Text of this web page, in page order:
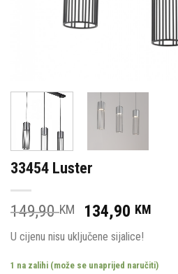
33454 Luster
149,90KM
Original
price
was:
149,90 KM.
134,90 KM
U cijenu nisu uključene sijalice!
1 na zalihi (može se unaprijed naručiti)